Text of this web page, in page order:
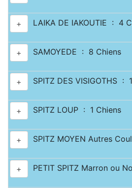
+ LAIKA DE IAKOUTIE : 4
+ SAMOYEDE : 8 Chiens
+ SPITZ DES VISIGOTHS :
+ SPITZ LOUP : 1 Chiens
+ SPITZ MOYEN Autres
+ PETIT SPITZ Marron ou